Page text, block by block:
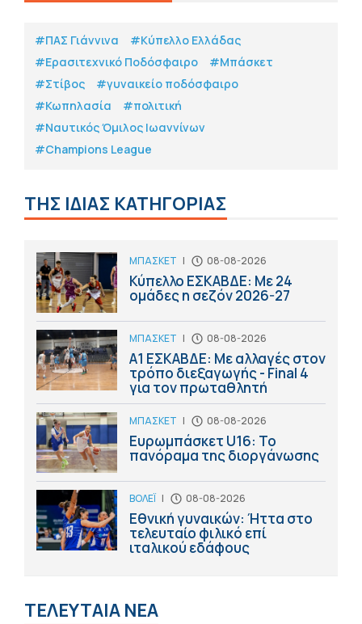
#ΠΑΣ Γιάννινα
#Κύπελλο Ελλάδας
#Eρασιτεχνικό Ποδόσφαιρο
#Μπάσκετ
#Στίβος
#γυναικείο ποδόσφαιρο
#Κωπηλασία
#πολιτική
#Ναυτικός Όμιλος Ιωαννίνων
#Champions League
ΤΗΣ ΙΔΙΑΣ ΚΑΤΗΓΟΡΙΑΣ
ΜΠΑΣΚΕΤ | 08-08-2026
Κύπελλο ΕΣΚΑΒΔΕ: Με 24
ομάδες η σεζόν 2026-27
ΜΠΑΣΚΕΤ | 08-08-2026
Α1 ΕΣΚΑΒΔΕ: Με αλλαγές στον
τρόπο διεξαγωγής - Final 4
για τον πρωταθλητή
ΜΠΑΣΚΕΤ | 08-08-2026
Ευρωμπάσκετ U16: Το
πανόραμα της διοργάνωσης
ΒΟΛΕΪ | 08-08-2026
Εθνική γυναικών: Ήττα στο
τελευταίο φιλικό επί
ιταλικού εδάφους
ΤΕΛΕΥΤΑΙΑ ΝΕΑ